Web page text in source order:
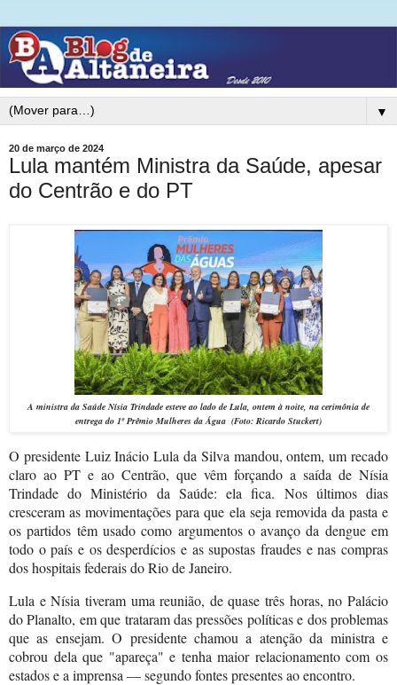
▼
20 de março de 2024
Lula mantém Ministra da Saúde, apesar
do Centrão e do PT
A ministra da Saúde Nísia Trindade esteve ao lado de Lula, ontem à noite, na cerimônia de
entrega do 1º Prêmio Mulheres da Água (Foto: Ricardo Stuckert)
O presidente Luiz Inácio Lula da Silva mandou, ontem, um recado
claro ao PT e ao Centrão, que vêm forçando a saída de Nísia
Trindade do Ministério da Saúde: ela fica. Nos últimos dias
cresceram as movimentações para que ela seja removida da pasta e
os partidos têm usado como argumentos o avanço da dengue em
todo o país e os desperdícios e as supostas fraudes e nas compras
dos hospitais federais do Rio de Janeiro.
Lula e Nísia tiveram uma reunião, de quase três horas, no Palácio
do Planalto, em que trataram das pressões políticas e dos problemas
que as ensejam. O presidente chamou a atenção da ministra e
cobrou dela que "apareça" e tenha maior relacionamento com os
estados e a imprensa — segundo fontes presentes ao encontro.